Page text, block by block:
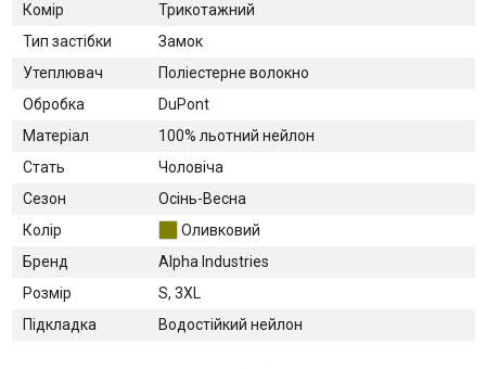
Комір
Трикотажний
Тип застібки
Замок
Утеплювач
Поліестерне волокно
Обробка
DuPont
Матеріал
100% льотний нейлон
Стать
Чоловіча
Сезон
Осінь-Весна
Колір
Оливковий
Бренд
Alpha Industries
Розмір
S, 3XL
Підкладка
Водостійкий нейлон